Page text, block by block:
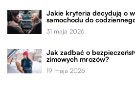
Jakie kryteria decydują o
samochodu do
31 maja 2026
Jak zadbać o
zimowych mrozów?
19 maja 2026